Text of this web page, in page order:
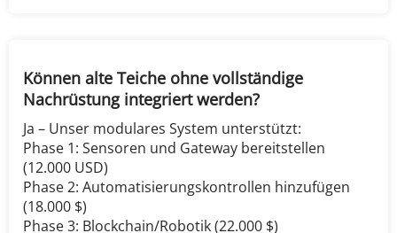
Können alte Teiche ohne vollständige
Nachrüstung integriert werden?​​
Ja – Unser modulares System unterstützt:
Phase 1: Sensoren und Gateway bereitstellen
(12.000 USD)
Phase 2: Automatisierungskontrollen hinzufügen
(18.000 $)
Phase 3: Blockchain/Robotik (22.000 $)